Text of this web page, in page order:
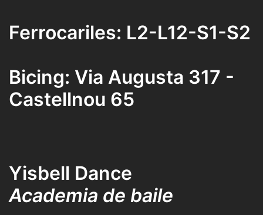
Ferrocariles: L2-L12-S1-S2
Bicing: Via Augusta 317 -
Castellnou 65
Yisbell Dance
Academia de baile